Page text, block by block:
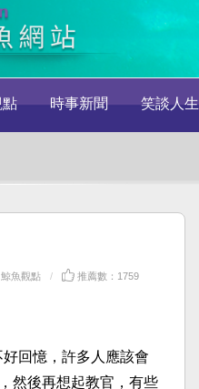
點 時事新聞 笑談人生
鯨魚觀點 推薦數：1759
好回憶，許多人應該會
然後再想起教官，有些